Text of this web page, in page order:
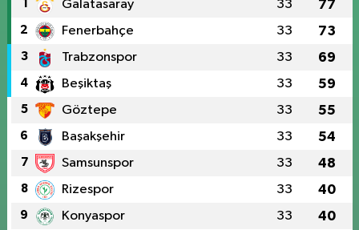
1 Galatasaray 33 77
2 Fenerbahçe 33 73
3 Trabzonspor 33 69
4 Beşiktaş 33 59
5 Göztepe 33 55
6 Başakşehir 33 54
7 Samsunspor 33 48
8 Rizespor 33 40
9 Konyaspor 33 40